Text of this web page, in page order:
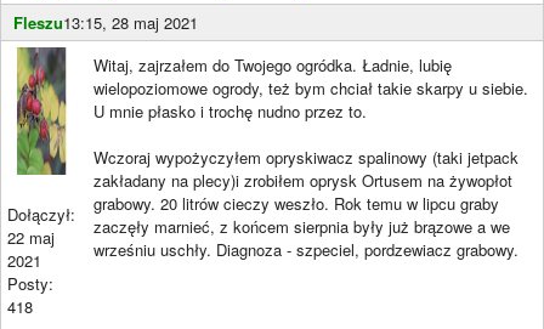
Fleszu13:15, 28 maj 2021
Dołączył:
22 maj
2021
Posty:
418
Witaj, zajrzałem do Twojego ogródka. Ładnie, lubię
wielopoziomowe ogrody, też bym chciał takie skarpy u siebie.
U mnie płasko i trochę nudno przez to.
Wczoraj wypożyczyłem opryskiwacz spalinowy (taki jetpack
zakładany na plecy)i zrobiłem oprysk Ortusem na żywopłot
grabowy. 20 litrów cieczy weszło. Rok temu w lipcu graby
zaczęły marnieć, z końcem sierpnia były już brązowe a we
wrześniu uschły. Diagnoza - szpeciel, pordzewiacz grabowy.